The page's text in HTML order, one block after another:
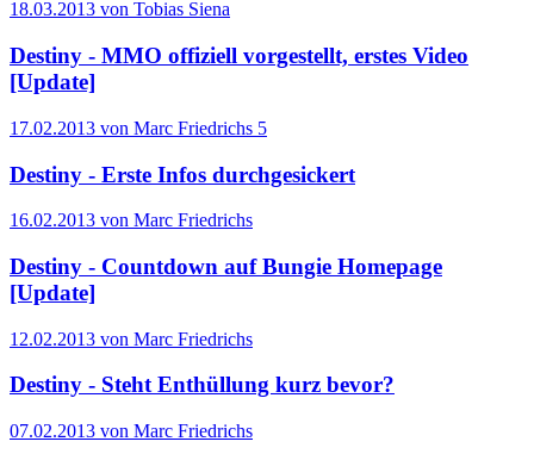
18.03.2013 von Tobias Siena
Destiny - MMO offiziell vorgestellt, erstes Video
[Update]
17.02.2013 von Marc Friedrichs 5
Destiny - Erste Infos durchgesickert
16.02.2013 von Marc Friedrichs
Destiny - Countdown auf Bungie Homepage
[Update]
12.02.2013 von Marc Friedrichs
Destiny - Steht Enthüllung kurz bevor?
07.02.2013 von Marc Friedrichs